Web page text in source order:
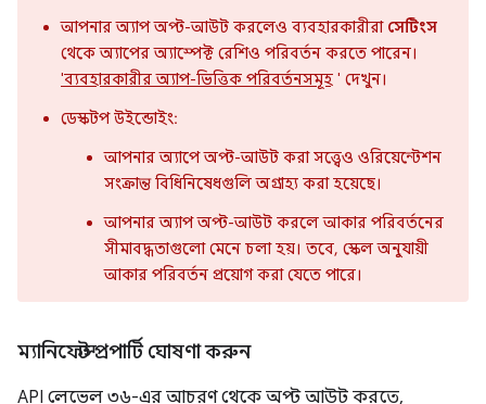
আপনার অ্যাপ অপ্ট-আউট করলেও ব্যবহারকারীরা সেটিংস
থেকে অ্যাপের অ্যাস্পেক্ট রেশিও পরিবর্তন করতে পারেন।
'ব্যবহারকারীর অ্যাপ-ভিত্তিক পরিবর্তনসমূহ ' দেখুন।
ডেস্কটপ উইন্ডোইং:
আপনার অ্যাপে অপ্ট-আউট করা সত্ত্বেও ওরিয়েন্টেশন
সংক্রান্ত বিধিনিষেধগুলি অগ্রাহ্য করা হয়েছে।
আপনার অ্যাপ অপ্ট-আউট করলে আকার পরিবর্তনের
সীমাবদ্ধতাগুলো মেনে চলা হয়। তবে, স্কেল অনুযায়ী
আকার পরিবর্তন প্রয়োগ করা যেতে পারে।
ম্যানিফেস্ট প্রপার্টি ঘোষণা করুন
API লেভেল ৩৬-এর আচরণ থেকে অপ্ট আউট করতে,